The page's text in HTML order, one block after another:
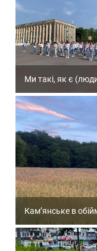
Ми такі, як є
Кам’янське в